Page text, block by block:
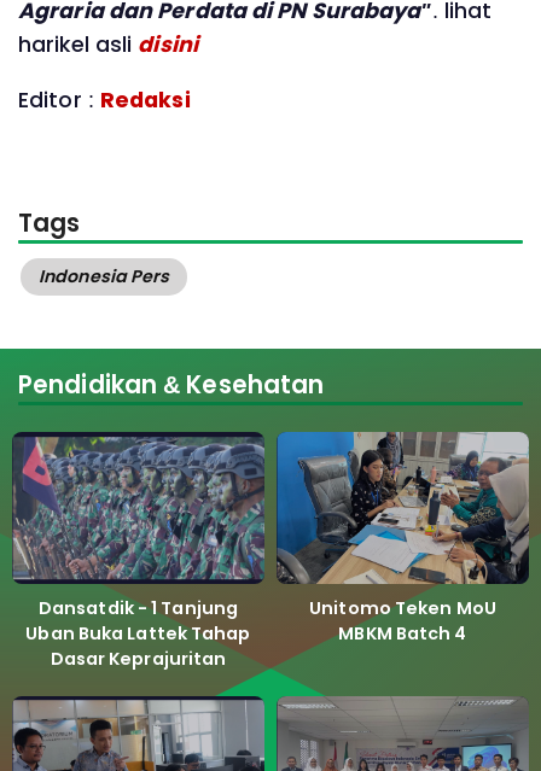
Agraria dan Perdata di PN Surabaya". lihat
harikel asli disini
Editor : Redaksi
Tags
Indonesia Pers
Pendidikan & Kesehatan
Dansatdik - 1 Tanjung
Uban Buka Lattek Tahap
Dasar Keprajuritan
Unitomo Teken MoU
MBKM Batch 4